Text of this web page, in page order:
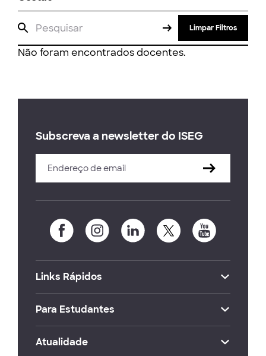
Limpar Filtros
Não foram encontrados docentes.
Subscreva a newsletter do ISEG
Links Rápidos
Para Estudantes
Atualidade